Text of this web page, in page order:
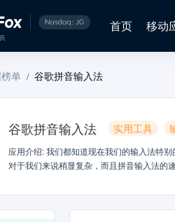
首页 移动
单 / 谷歌拼音输入法
谷歌拼音输入法 实用工具
应用介绍:我们都知道现在我们的输入法特
对于我们来说稍显复杂，而且拼音输入法的
拼音下载后我们就可以拥有大量的词汇，在